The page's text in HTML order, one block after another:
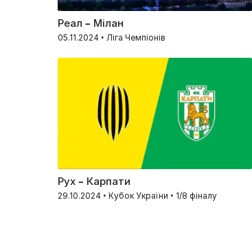
Реал – Мілан
05.11.2024 • Ліга Чемпіонів
Рух – Карпати
29.10.2024 • Кубок України • 1/8 фіналу